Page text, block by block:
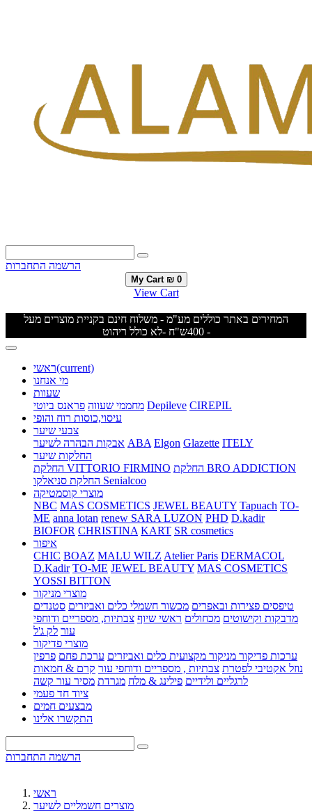
הרשמה התחברות
My Cart ₪ 0
View Cart
המחירים באתר כוללים מע"מ - משלוח חינם בקניית מוצרים מעל
400ש"ח -לא כולל ריהוט -
ראשי(current)
מי אנחנו
שעוות
מחממי שעווה פראנס ביוטי Depileve CIREPIL
עיסוי,כוסות רוח והופי
צבעי שיער
אבקות הבהרה לשיער ABA Elgon Glazette ITELY
החלקות שיער
החלקת VITTORIO FIRMINO
החלקת BRO ADDICTION
החלקת סניאלקו Senialcoo
מוצרי קוסמטיקה
NBC MAS COSMETICS JEWEL BEAUTY Tapuach TO-
ME anna lotan renew SARA LUZON PHD D.kadir
BIOFOR CHRISTINA KART SR cosmetics
איפור
CHIC BOAZ MALU WILZ Atelier Paris DERMACOL
D.Kadir TO-ME JEWEL BEAUTY MAS COSMETICS
YOSSI BITTON
מוצרי מניקור
טיפסים פצירות ובאפרים מכשור חשמלי כלים ואביזרים סטנדים
מדבקות וקישוטים מכחולים ראשי שיוף צבתיות, מספריים ודוחפי
עור לק ג'ל
מוצרי פדיקור
ערכות פדיקור מניקור מקצועית כלים ואביזרים ערכת פחם פרפין
נוזל אקטיבי לפטרת צבתיות , מספריים ודוחפי עור קרם & חמאות
לרגליים ולידיים פילינג & מלח מגרדת מסיר עור קשה
ציוד חד פעמי
מבצעים חמים
התקשרו אלינו
הרשמה התחברות
ראשי
מוצרים חשמליים לשיער